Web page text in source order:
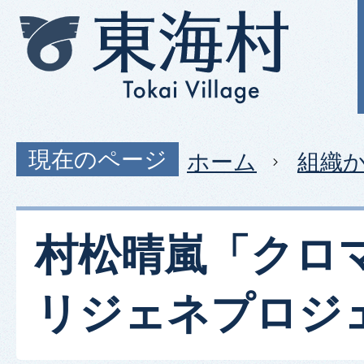
現在のページ ホーム 組織
村松晴嵐「クロ
リジェネプロジ